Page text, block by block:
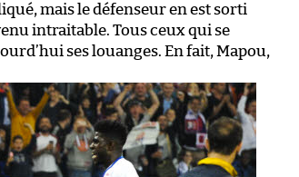
mais le défenseur en est sorti
intraitable. Tous ceux qui se
ses louanges. En fait, Mapou,